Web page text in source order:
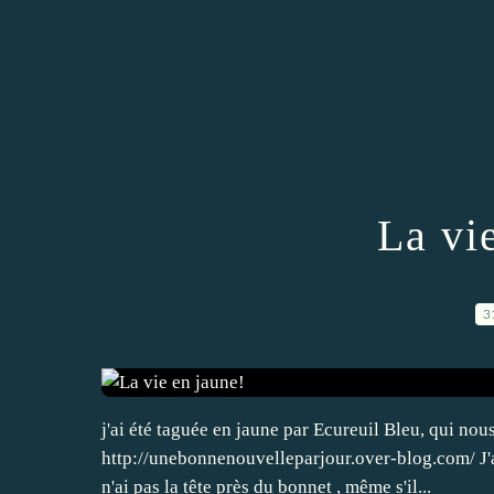
La
j'ai été taguée en jaune par Ecureuil Bleu, qui
http://unebonnenouvelleparjour.over-blog.com/
n'ai pas la tête près du bonnet , même s'il...